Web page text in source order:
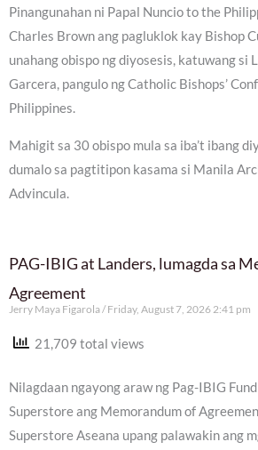
Pinangunahan ni Papal Nuncio to the
Charles Brown ang pagluklok kay Bishop
unahang obispo ng diyosesis, katuwang si
Garcera, pangulo ng Catholic Bishops’
Philippines.
Mahigit sa 30 obispo mula sa iba’t ibang
dumalo sa pagtitipon kasama si Manila
Advincula.
PAG-IBIG at Landers, lumagda sa
Agreement
Jerry Maya Figarola Friday, August 7, 2026 2:41 pm
21,709 total views
Nilagdaan ngayong araw ng Pag-IBIG
Superstore ang Memorandum of
Superstore Aseana upang palawakin ang